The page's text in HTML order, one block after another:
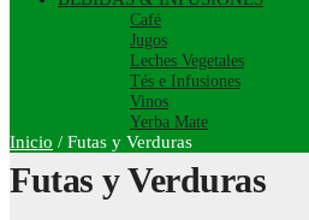
Café
Jugos
Leches Vegetales
Tés e Infusiones
Vinos
Yerba Mate
Inicio / Futas y Verduras
Futas y Verduras